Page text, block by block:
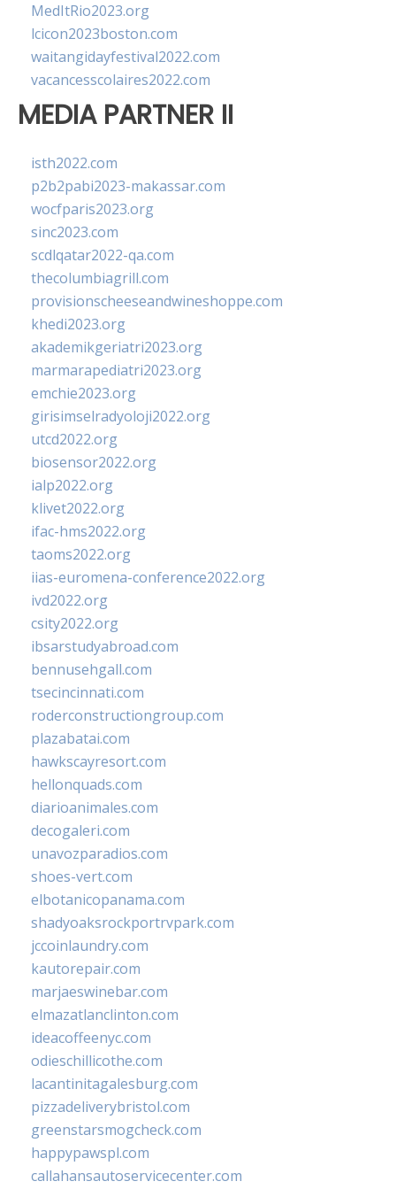
MedItRio2023.org
lcicon2023boston.com
waitangidayfestival2022.com
vacancesscolaires2022.com
MEDIA PARTNER II
isth2022.com
p2b2pabi2023-makassar.com
wocfparis2023.org
sinc2023.com
scdlqatar2022-qa.com
thecolumbiagrill.com
provisionscheeseandwineshoppe.com
khedi2023.org
akademikgeriatri2023.org
marmarapediatri2023.org
emchie2023.org
girisimselradyoloji2022.org
utcd2022.org
biosensor2022.org
ialp2022.org
klivet2022.org
ifac-hms2022.org
taoms2022.org
iias-euromena-conference2022.org
ivd2022.org
csity2022.org
ibsarstudyabroad.com
bennusehgall.com
tsecincinnati.com
roderconstructiongroup.com
plazabatai.com
hawkscayresort.com
hellonquads.com
diarioanimales.com
decogaleri.com
unavozparadios.com
shoes-vert.com
elbotanicopanama.com
shadyoaksrockportrvpark.com
jccoinlaundry.com
kautorepair.com
marjaeswinebar.com
elmazatlanclinton.com
ideacoffeenyc.com
odieschillicothe.com
lacantinitagalesburg.com
pizzadeliverybristol.com
greenstarsmogcheck.com
happypawspl.com
callahansautoservicecenter.com